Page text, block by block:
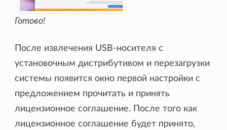
Готово!
После извлечения USB-носителя с
установочным дистрибутивом и перезагрузки
системы появится окно первой настройки с
предложением прочитать и принять
лицензионное соглашение. После того как
лицензионное соглашение будет принято,